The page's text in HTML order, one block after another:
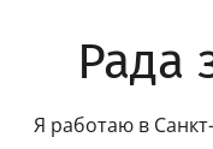
Рада
Я работаю в